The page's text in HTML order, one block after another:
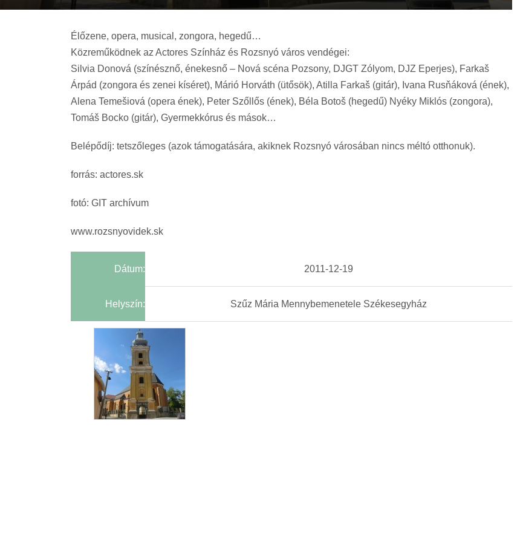
Élőzene, opera, musical, zongora, hegedű…
Közreműködnek az Actores Színház és Rozsnyó város vendégei:
Silvia Donová (színésznő, énekesnő – Nová scéna Pozsony, DJGT Zólyom, DJZ Eperjes), Farkaš
Árpád (zongora és zenei kíséret), Márió Horváth (ütősök), Atilla Farkaš (gitár), Ivana Rusňáková (ének),
Alena Temešiová (opera ének), Peter Szőllős (ének), Béla Botoš (hegedű) Nyéky Miklós (zongora),
Tomáš Bocko (gitár), Gyermekkórus és mások…
Belépődíj: tetszőleges (azok támogatására, akiknek Rozsnyó városában nincs méltó otthonuk).
forrás: actores.sk
fotó: GIT archívum
www.rozsnyovidek.sk
Dátum: 2011-12-19
Helyszín: Szűz Mária Mennybemenetele Székesegyház